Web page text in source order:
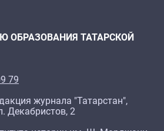
ОБРАЗОВАНИЯ ТАТАРСКОЙ
79
журнала "Татарстан",
Декабристов, 2